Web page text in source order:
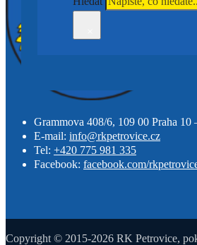
Grammova 408/6, 109 00 Praha 10
E-mail: info@rkpetrovice.cz
Tel: +420 775 981 335
Facebook: facebook.com/
Copyright © 2015-2026 RK Petrovice,